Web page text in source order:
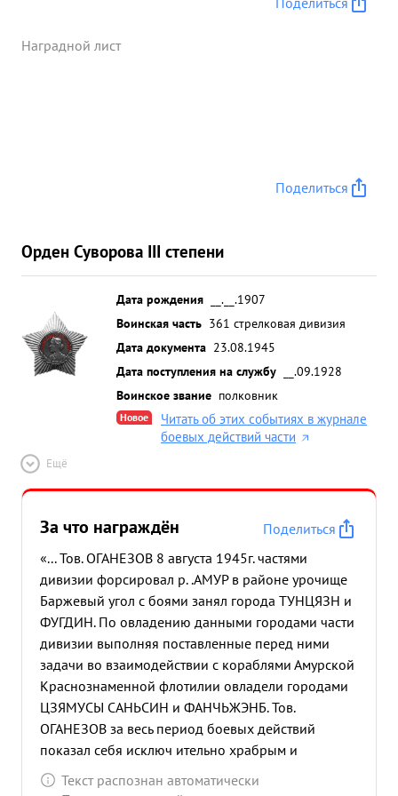
Наградной лист
Поделиться
Орден Суворова III степени
Дата рождения
__.__.1907
Воинская часть 361 стрелковая дивизия
Дата документа 23.08.1945
Дата поступления на службу
__.09.1928
Воинское звание полковник
Новое
Читать об этих событиях в журнале
боевых действий части
Ещё
За что награждён
Поделиться
«... Тов. ОГАНЕЗОВ 8 августа 1945г. частями
дивизии форсировал р. .АМУР в районе урочище
Баржевый угол с боями занял города ТУНЦЯЗН и
ФУГДИН. По овладению данными городами части
дивизии выполняя поставленные перед ними
задачи во взаимодействии с кораблями Амурской
Краснознаменной флотилии овладели городами
ЦЗЯМУСЫ САНЬСИН и ФАНЧЬЖЭНБ. Тов.
ОГАНЕЗОВ за весь период боевых действий
показал себя исключ ительно храбрым и
мужественным командиром Лично сам все время
находился непосредственно с передовыми
Текст распознан автоматически